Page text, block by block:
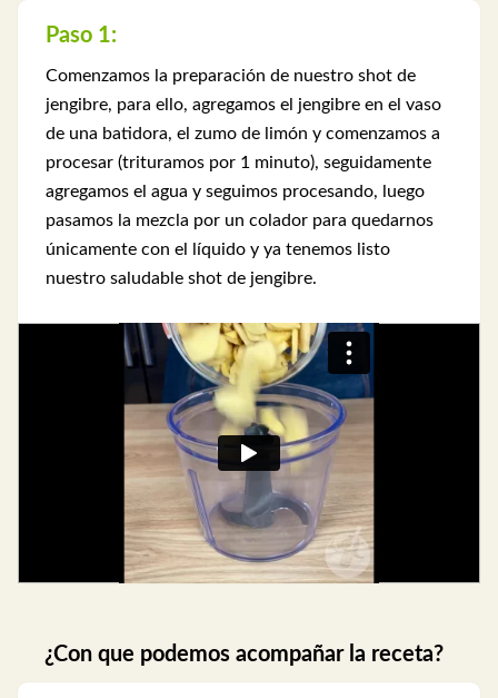
Paso 1:
Comenzamos la preparación de nuestro shot de
jengibre, para ello, agregamos el jengibre en el vaso
de una batidora, el zumo de limón y comenzamos a
procesar (trituramos por 1 minuto), seguidamente
agregamos el agua y seguimos procesando, luego
pasamos la mezcla por un colador para quedarnos
únicamente con el líquido y ya tenemos listo
nuestro saludable shot de jengibre.
¿Con que podemos acompañar la receta?